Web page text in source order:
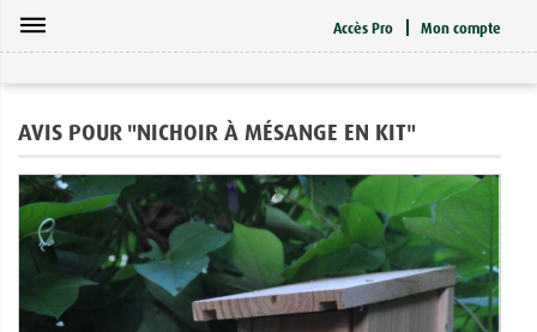
dehaze Accès Pro Mon compte
AVIS POUR "NICHOIR À MÉSANGE EN KIT"